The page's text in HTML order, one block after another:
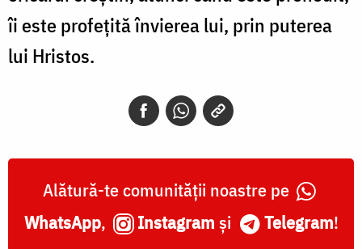
îi este profețită învierea lui, prin puterea
lui Hristos.
Alătură-te comunității noastre pe
WhatsApp, Instagram și Telegram!